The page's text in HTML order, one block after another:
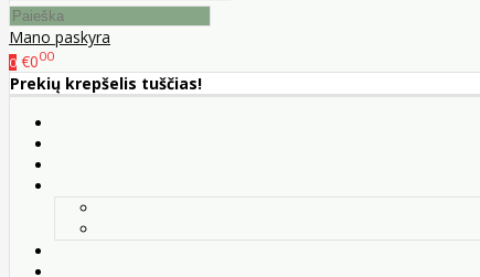
Mano paskyra
0 €000
Prekių krepšelis tuščias!